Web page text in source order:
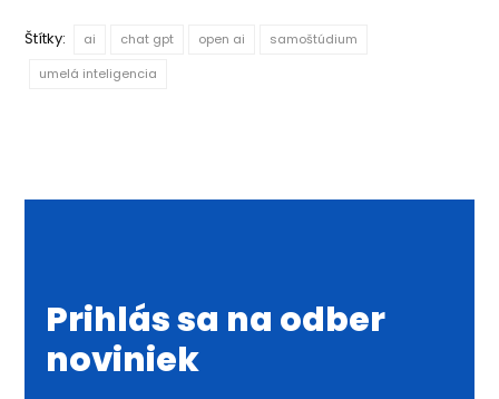
Štítky: ai chat gpt open ai
samoštúdium
umelá inteligencia
Prihlás sa na odber
noviniek